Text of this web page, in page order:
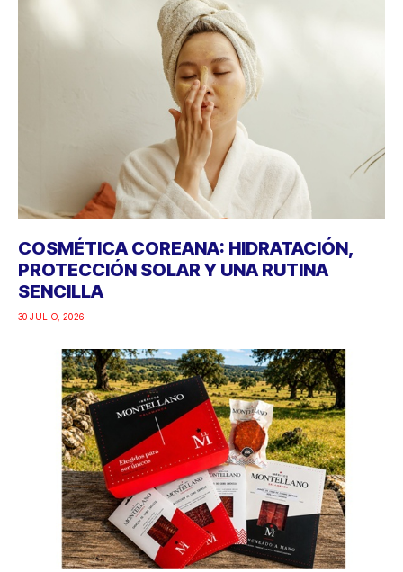
COSMÉTICA COREANA: HIDRATACIÓN,
PROTECCIÓN SOLAR Y UNA RUTINA
SENCILLA
30 JULIO, 2026